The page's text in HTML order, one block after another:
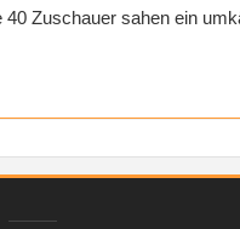
Zuschauer sahen ein